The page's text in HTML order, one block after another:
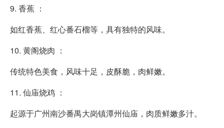
9. 香蕉 ：
如红香蕉、红心番石榴等，具有独特的风味。
10. 黄阁烧肉 ：
传统特色美食，风味十足，皮酥脆，肉鲜嫩。
11. 仙庙烧鸡 ：
起源于广州南沙番禺大岗镇潭州仙庙，肉质鲜嫩多汁。